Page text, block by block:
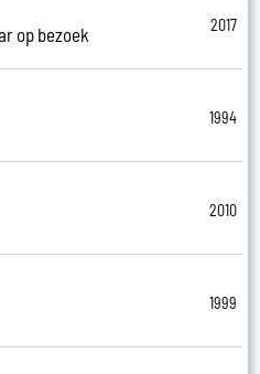
op bezoek
2017
1994
2010
1999